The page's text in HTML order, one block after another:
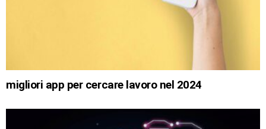
migliori app per cercare lavoro nel 2024